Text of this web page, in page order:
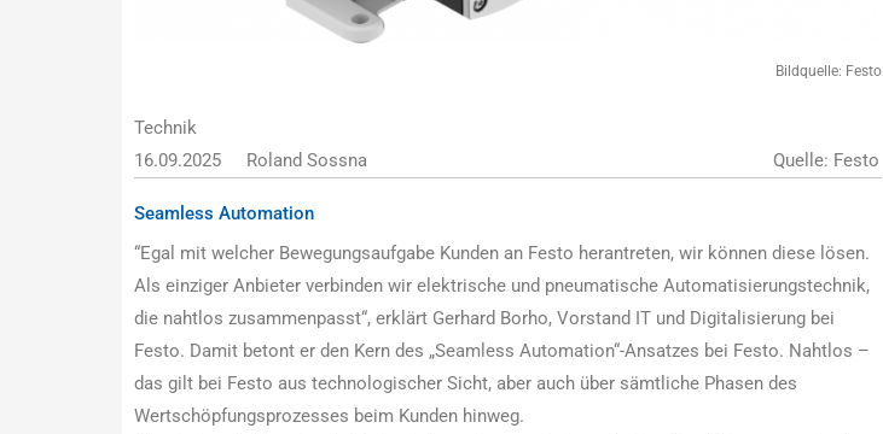
Bildquelle: Festo
Technik
16.09.2025
Roland Sossna Quelle: Festo
Seamless Automation
“Egal mit welcher Bewegungsaufgabe Kunden an Festo herantreten, wir können diese lösen.
Als einziger Anbieter verbinden wir elektrische und pneumatische Automatisierungstechnik,
die nahtlos zusammenpasst“, erklärt Gerhard Borho, Vorstand IT und Digitalisierung bei
Festo. Damit betont er den Kern des „Seamless Automation“-Ansatzes bei Festo. Nahtlos –
das gilt bei Festo aus technologischer Sicht, aber auch über sämtliche Phasen des
Wertschöpfungsprozesses beim Kunden hinweg.